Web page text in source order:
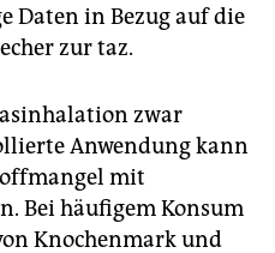
Daten in Bezug auf die
zur taz.
zwar
Anwendung kann
mit
Bei häufigem Konsum
Knochenmark und